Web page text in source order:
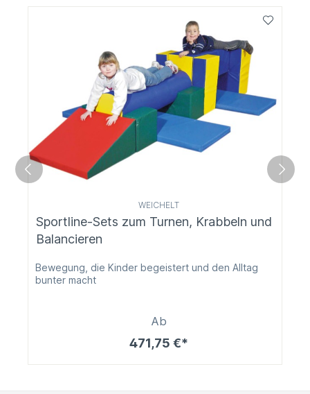
WEICHELT
Sportline-Sets zum Turnen, Krabbeln und
Balancieren
Bewegung, die Kinder begeistert und den Alltag
bunter macht
Ab
471,75 €*